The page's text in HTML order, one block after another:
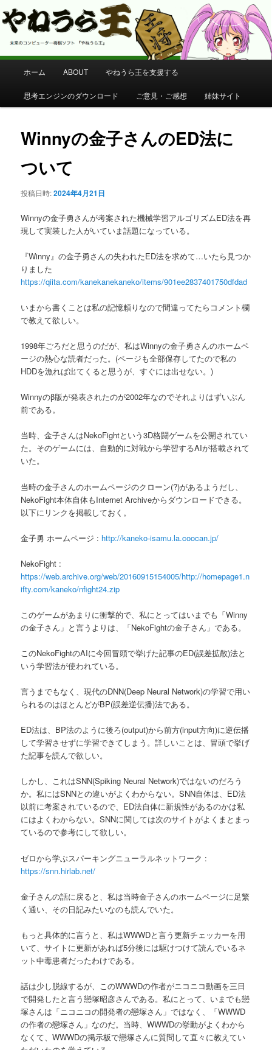
やねうら王 公式サイト
コンピューター将棋 やねうら王 公式サイト
メ
メ
イ
ン
ン
ツ
へ
移
ホーム ABOUT やねうら王を支援する
思考エンジンのダウンロード ご意見・ご感想 姉妹サイト
Winnyの金子さんのED法に
ついて
投稿日時:2024年4月21日
Winnyの金子勇さんが考案された機械学習アルゴリズムED法を再
現して実装した人がいていま話題になっている。
『Winny』の金子勇さんの失われたED法を求めて…いたら見つか
りました
https://qiita.com/kanekanekaneko/items/901ee2837401750dfdad
いまから書くことは私の記憶頼りなので間違ってたらコメント欄
で教えて欲しい。
1998年ごろだと思うのだが、私はWinnyの金子勇さんのホームペ
ージの熱心な読者だった。(ページも全部保存してたので私の
HDDを漁れば出てくると思うが、すぐには出せない。)
Winnyのβ版が発表されたのが2002年なのでそれよりはずいぶん
前である。
当時、金子さんはNekoFightという3D格闘ゲームを公開されてい
た。そのゲームには、自動的に対戦から学習するAIが搭載されて
いた。
当時の金子さんのホームページのクローン(?)があるようだし、
NekoFight本体自体もInternet Archiveからダウンロードできる。
以下にリンクを掲載しておく。
金子勇 ホームページ : http://kaneko-isamu.la.coocan.jp/
NekoFight :
https://web.archive.org/web/20160915154005/http://homepage1.n
ifty.com/kaneko/nfight24.zip
このゲームがあまりに衝撃的で、私にとってはいまでも「Winny
の金子さん」と言うよりは、「NekoFightの金子さん」である。
このNekoFightのAIに今回冒頭で挙げた記事のED(誤差拡散)法と
いう学習法が使われている。
言うまでもなく、現代のDNN(Deep Neural Network)の学習で用い
られるのはほとんどがBP(誤差逆伝播)法である。
ED法は、BP法のように後ろ(output)から前方(input方向)に逆伝播
して学習させずに学習できてしまう。詳しいことは、冒頭で挙げ
た記事を読んで欲しい。
しかし、これはSNN(Spiking Neural Network)ではないのだろう
か。私にはSNNとの違いがよくわからない。SNN自体は、ED法
以前に考案されているので、ED法自体に新規性があるのかは私
にはよくわからない。SNNに関しては次のサイトがよくまとまっ
ているので参考にして欲しい。
ゼロから学ぶスパーキングニューラルネットワーク :
https://snn.hirlab.net/
金子さんの話に戻ると、私は当時金子さんのホームページに足繁
く通い、その日記みたいなのも読んでいた。
もっと具体的に言うと、私はWWWDと言う更新チェッカーを用
いて、サイトに更新があれば5分後には駆けつけて読んでいるネ
ット中毒患者だったわけである。
話は少し脱線するが、このWWWDの作者がニコニコ動画を三日
で開発したと言う戀塚昭彦さんである。私にとって、いまでも戀
塚さんは「ニコニコの開発者の戀塚さん」ではなく、「WWWD
の作者の戀塚さん」なのだ。当時、WWWDの挙動がよくわから
なくて、WWWDの掲示板で戀塚さんに質問して直々に教えてい